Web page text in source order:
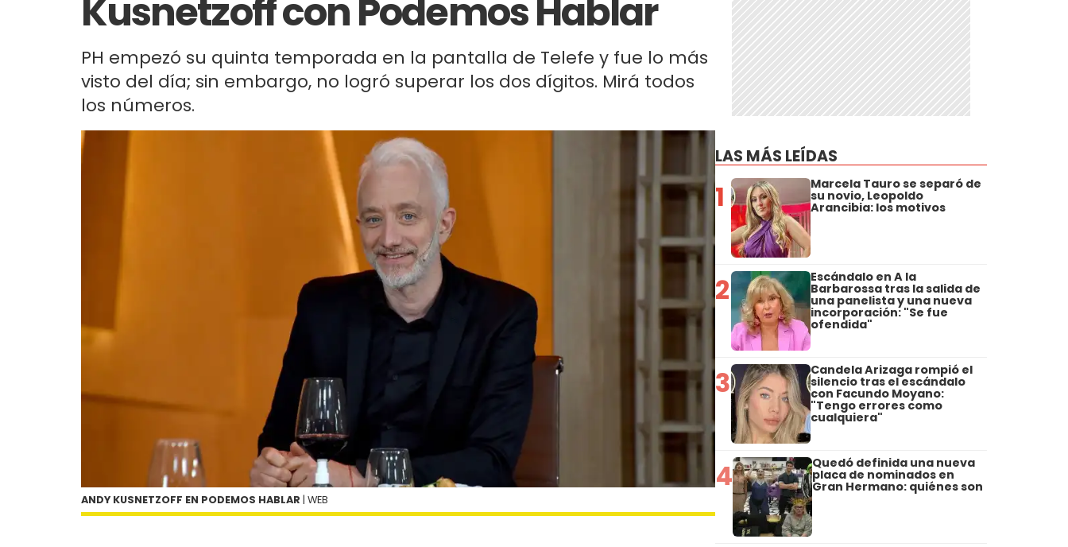
Kusnetzoff con Podemos Hablar
PH empezó su quinta temporada en la pantalla de Telefe y fue lo más
visto del día; sin embargo, no logró superar los dos dígitos. Mirá todos
los números.
ANDY KUSNETZOFF EN PODEMOS HABLAR | WEB
LAS MÁS LEÍDAS
1 Marcela Tauro se separó de
su novio, Leopoldo
Arancibia: los motivos
2 Escándalo en A la
Barbarossa tras la salida de
una panelista y una nueva
incorporación: "Se fue
ofendida"
3 Candela Arizaga rompió el
silencio tras el escándalo
con Facundo Moyano:
"Tengo errores como
cualquiera"
4 Quedó definida una nueva
placa de nominados en
Gran Hermano: quiénes son